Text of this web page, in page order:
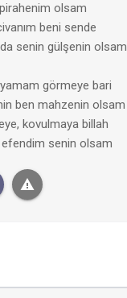
olsam
beni sende
senin gülşenin olsam
görmeye bari
ben mahzenin olsam
kovulmaya billah
senin olsam